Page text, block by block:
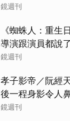
鏡週刊
《蜘蛛人：重
導演跟演員都說了
鏡週刊
孝子影帝／阮經
後一程身影令人
鏡週刊